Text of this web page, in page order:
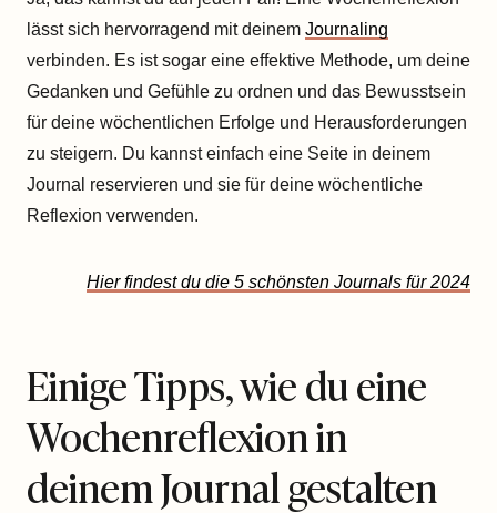
lässt sich hervorragend mit deinem Journaling
verbinden. Es ist sogar eine effektive Methode, um deine
Gedanken und Gefühle zu ordnen und das Bewusstsein
für deine wöchentlichen Erfolge und Herausforderungen
zu steigern. Du kannst einfach eine Seite in deinem
Journal reservieren und sie für deine wöchentliche
Reflexion verwenden.
Hier findest du die 5 schönsten Journals für 2024
Einige Tipps, wie du eine
Wochenreflexion in
deinem Journal gestalten